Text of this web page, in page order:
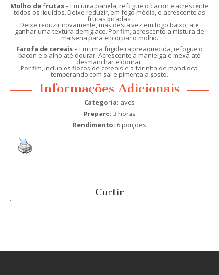
Molho de frutas – Em uma panela, refogue o bacon e acrescente
todos os líquidos. Deixe reduzir, em fogo médio, e acrescente as
frutas picadas.
Deixe reduzir novamente, mas desta vez em fogo baixo, até
ganhar uma textura demiglace. Por fim, acrescente a mistura de
maisena para encorpar o molho.
Farofa de cereais – Em uma frigideira preaquecida, refogue o
bacon e o alho até dourar. Acrescente a manteiga e mexa até
desmanchar e dourar.
Por fim, inclua os flocos de cereais e a farinha de mandioca,
temperando com sal e pimenta a gosto.
Informações Adicionais
Categoria: aves
Preparo: 3 horas
Rendimento: 6 porções
Curtir
.